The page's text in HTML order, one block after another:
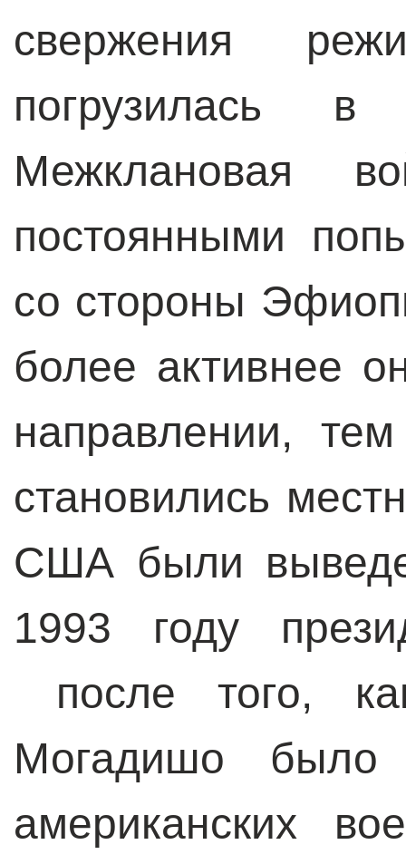
свержения
погрузилась
Межклановая
постоянными
со стороны
более активнее
направлении,
становились
США были
1993 году
после того,
Могадишо было
американских